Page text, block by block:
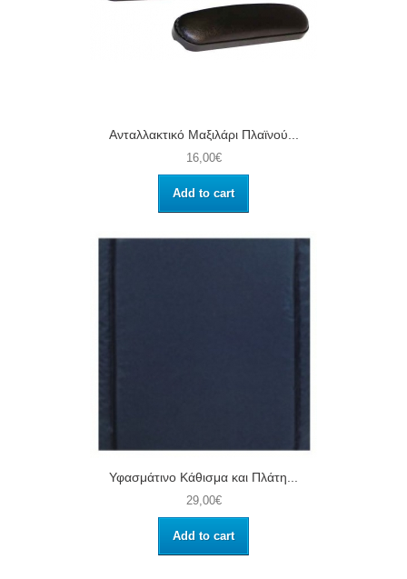
Ανταλλακτικό Μαξιλάρι Πλαϊνού...
16,00€
Add to cart
Υφασμάτινο Κάθισμα και Πλάτη...
29,00€
Add to cart